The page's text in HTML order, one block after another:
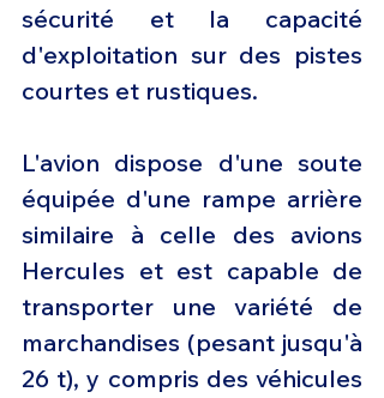
sécurité et la capacité
d'exploitation sur des pistes
courtes et rustiques.
L'avion dispose d'une soute
équipée d'une rampe arrière
similaire à celle des avions
Hercules et est capable de
transporter une variété de
marchandises (pesant jusqu'à
26 t), y compris des véhicules